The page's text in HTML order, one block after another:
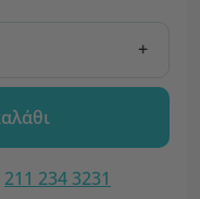
+
211 234 3231